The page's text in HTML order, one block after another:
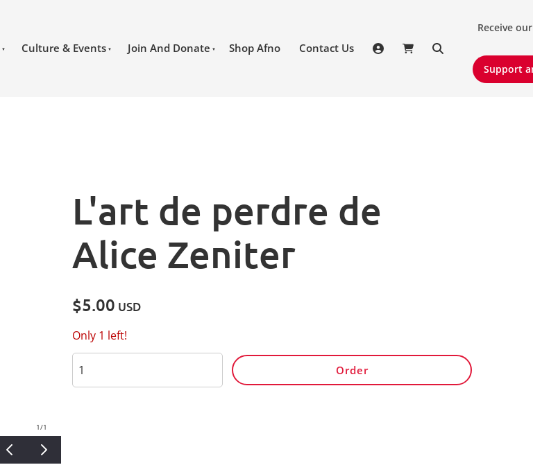
Culture & Events Join And Donate Shop Afno Contact Us
Receive
Receive
Support
Support
1/1
L'art de perdre de
Alice Zeniter
$5.00 USD
Only 1 left!
Order